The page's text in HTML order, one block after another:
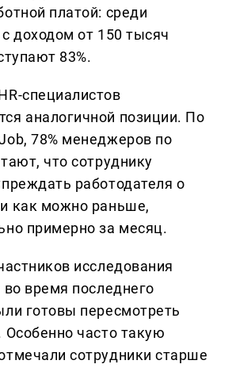
платой: среди
доходом от 150 тысяч
83%.
специалистов
аналогичной позиции. По
78% менеджеров по
что сотруднику
работодателя о
как можно раньше,
примерно за месяц.
исследования
время последнего
готовы пересмотреть
часто такую
сотрудники старше